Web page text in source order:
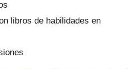
libros de habilidades en